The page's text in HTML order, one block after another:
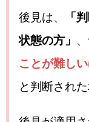
後見は、
「
状態の方」
ことが難し
と判断され